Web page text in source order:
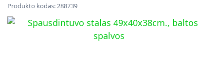
Produkto kodas:288739